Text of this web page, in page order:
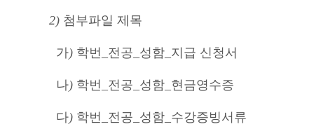
2) 첨부파일 제목
가) 학번 전공 성함_ 지급 신청서
나) 학번 전공 성함_ 현금영수증
다) 학번 전공 성함_ 수강증빙서류